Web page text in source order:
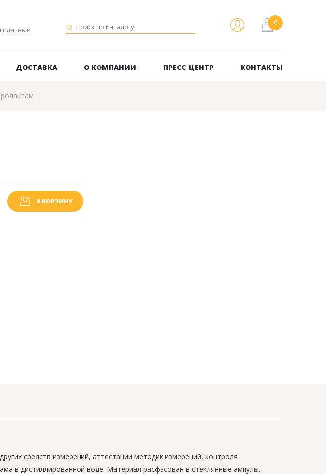
ДОСТАВКА О КОМПАНИИ ПРЕСС-ЦЕНТР КОНТАКТЫ
В КОРЗИНУ
средств измерений, аттестации методик измерений, контроля
в дистиллированной воде. Материал расфасован в стеклянные ампулы.